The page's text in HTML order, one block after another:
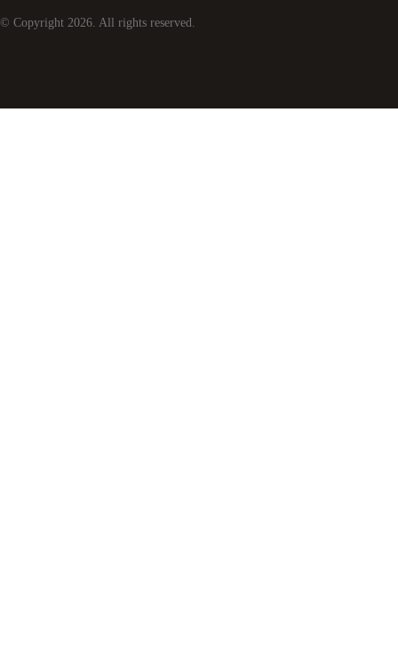
© Copyright 2026 . All rights reserved.